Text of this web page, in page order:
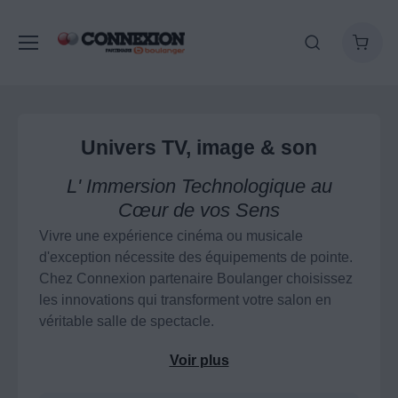
Univers TV, image & son
L' Immersion Technologique au
Cœur de vos Sens
Vivre une expérience cinéma ou musicale
d'exception nécessite des équipements de pointe.
Chez Connexion partenaire Boulanger choisissez
les innovations qui transforment votre salon en
véritable salle de spectacle.
Mini-LED ou des vidéoprojecteurs à courte focale.
Voir plus